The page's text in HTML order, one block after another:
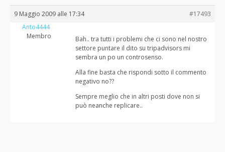
9 Maggio 2009 alle 17:34
#17493
Anto4444
Membro
Bah.. tra tutti i problemi che ci sono nel nostro
settore puntare il dito su tripadvisors mi
sembra un po un controsenso.
Alla fine basta che rispondi sotto il commento
negativo no??
Sempre meglio che in altri posti dove non si
può neanche replicare..